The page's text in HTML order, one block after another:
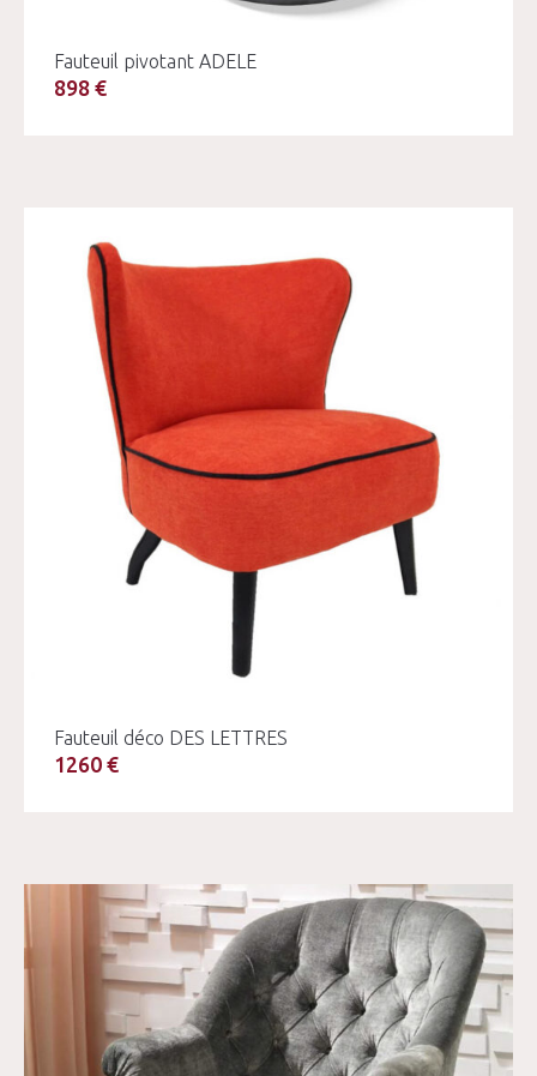
Fauteuil pivotant ADELE
898 €
Fauteuil déco DES LETTRES
1260 €